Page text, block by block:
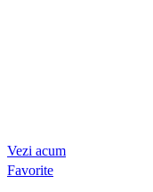
Vezi acum
Favorite